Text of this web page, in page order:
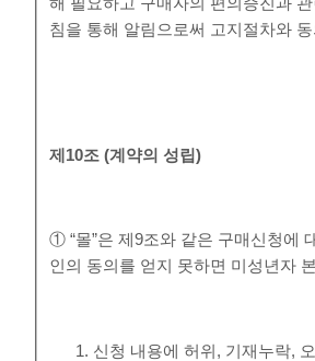
침을 통해 알림으로써 고지절차와
제 10조(계약의 성립)
① “몰”은 제9조와 같은 구매신청에
인의 동의를 얻지 못하면 미성년자
신청 내용에 허위, 기재누락,